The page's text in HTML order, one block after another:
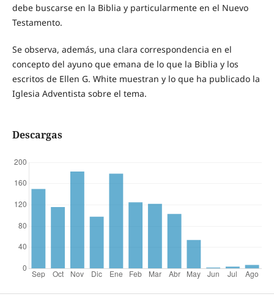
debe buscarse en la Biblia y particularmente en el Nuevo
Testamento.
Se observa, además, una clara correspondencia en el
concepto del ayuno que emana de lo que la Biblia y los
escritos de Ellen G. White muestran y lo que ha publicado la
Iglesia Adventista sobre el tema.
Descargas